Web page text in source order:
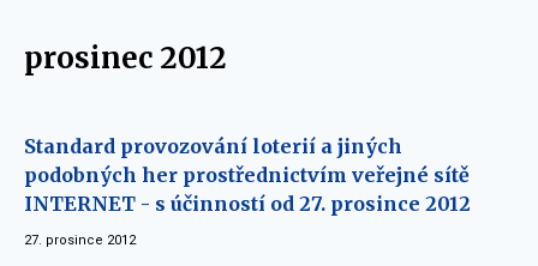
prosinec 2012
Standard provozování loterií a jiných
podobných her prostřednictvím veřejné sítě
INTERNET - s účinností od 27. prosince 2012
27. prosince 2012